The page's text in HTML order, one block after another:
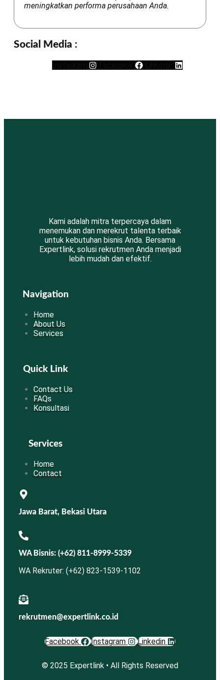
meningkatkan performa perusahaan Anda.
Social Media :
Kami adalah mitra terpercaya dalam
menemukan dan merekrut talenta terbaik
untuk kebutuhan bisnis Anda. Bersama
Expertlink, solusi rekrutmen Anda menjadi
lebih mudah dan efektif.
Navigation
Home
About Us
Services
Quick Link
Contact Us
FAQs
Konsultasi
Services
Home
Contact
Jawa Barat, Bekasi Utara
WA Bisnis: (+62) 811-8999-5339
WA Rekruter: (+62) 823-1539-1102
rekrutmen@expertlink.co.id
Facebook Instagram Linkedin
© 2025 Expertlink • All Rights Reserved